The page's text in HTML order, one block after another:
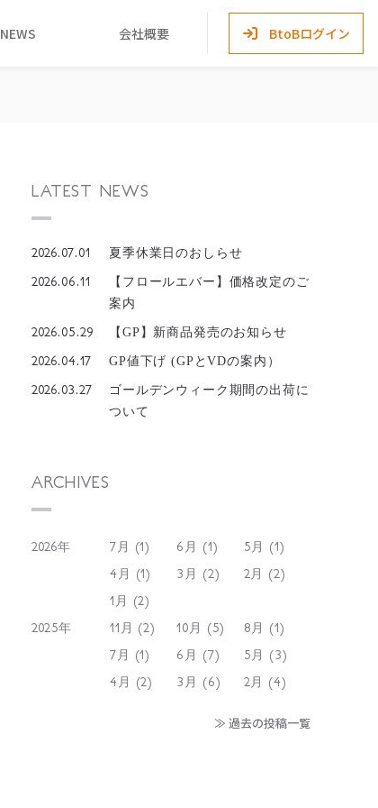
NEWS 会社概要 BtoBログイン
LATEST NEWS
2026.07.01 夏季休業日のおしらせ
2026.06.11
【フロールエバー】価格改定のご
案内
2026.05.29 【GP】新商品発売のお知らせ
2026.04.17 GP値下げ (GPとVDの案内）
2026.03.27
ゴールデンウィーク期間の出荷に
ついて
ARCHIVES
2026年 7月 (1) 6月 (1)
5月 (1)
4月 (1)
3月 (2)
2月 (2)
1月 (2)
2025年
11月 (2) 10月 (5)
8月 (1)
7月 (1)
6月 (7)
5月 (3)
4月 (2)
3月 (6) 2月 (4)
≫ 過去の投稿一覧